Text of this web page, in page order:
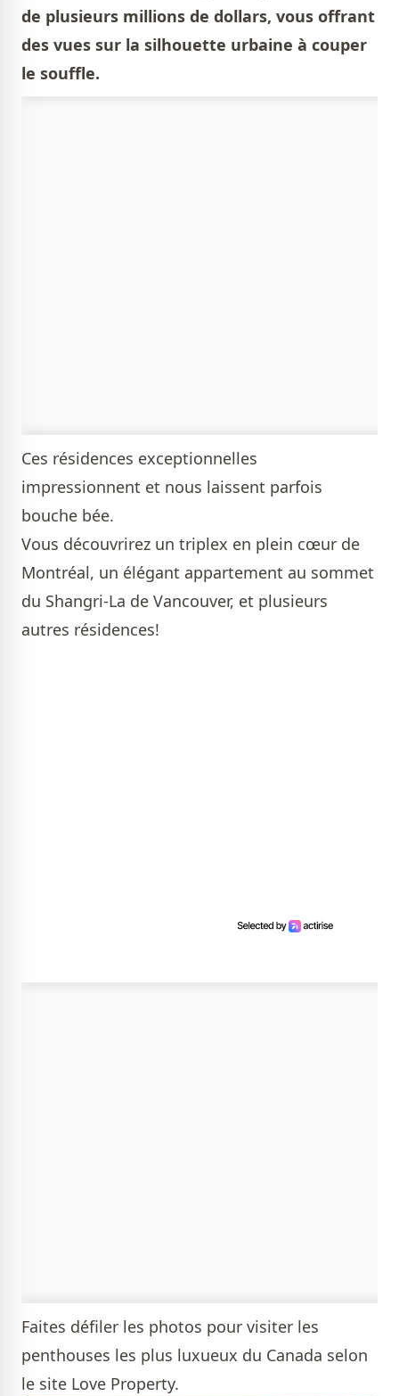
de plusieurs millions de dollars, vous offrant
des vues sur la silhouette urbaine à couper
le souffle.
Ces résidences exceptionnelles
impressionnent et nous laissent parfois
bouche bée.
Vous découvrirez un triplex en plein cœur de
Montréal, un élégant appartement au sommet
du Shangri-La de Vancouver, et plusieurs
autres résidences!
Faites défiler les photos pour visiter les
penthouses les plus luxueux du Canada selon
le site Love Property.